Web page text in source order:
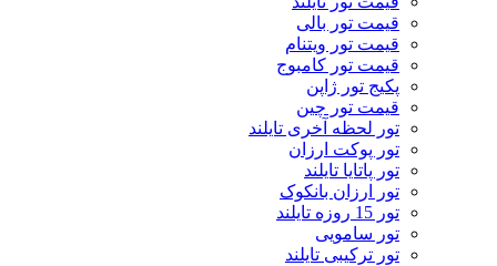
قیمت تور بالی
قیمت تور ویتنام
قیمت تور کامبوج
پکیج تور ژاپن
قیمت تور چین
تور لحظه آخری تایلند
تور پوکت ارزان
تور پاتايا تايلند
تور ارزان بانکوک
تور 15 روزه تایلند
تور سامویی
تور ترکیبی تایلند